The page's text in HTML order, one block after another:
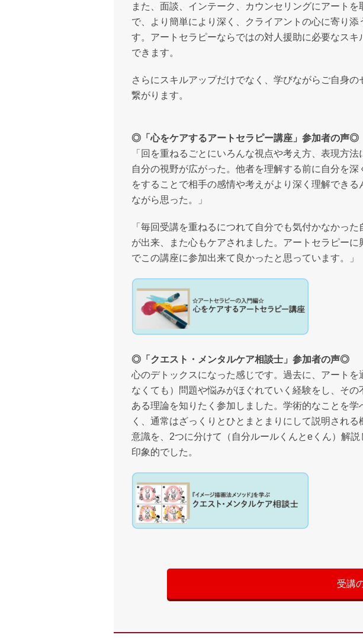
また、面談、インテーク、カウンセリングにアートを
で、より簡単により深く、クライアントの心に寄り添
す。アートセラピーならではの対人援助に必要なスキ
できます。
さらにスキルアップだけでなく、学びながらご自身の
繋がります。
◎「心をケアするアートセラピー講座」参加者の声◎
「回を重ねるごとにいろんな視点や考え方、表現方
自分の視野が広がった。他者を理解する前に自分を深
をすることで相手の感情や考えがより深く理解できる
ながら思った。」
「毎回受講を重ねるにつれて自分でも気付かなかった
が出来、また心もケアされました。アートセラピーに
でこの講座に参加出来て良かったと思っています。」
◎「クエスト・メンタルケア相談士」参加者の声◎
心のデトックスになった感じです。過去に、アートを
なくても）問題や悩みがほぐれていく経験をし、その
ある理論を知りたく参加しました。学術的なことを学
く、通常はざっくりとひとまとまりにして説明される
意識を、2つに分けて（自分ルールくんとeくん）解
印象的でした。
受講